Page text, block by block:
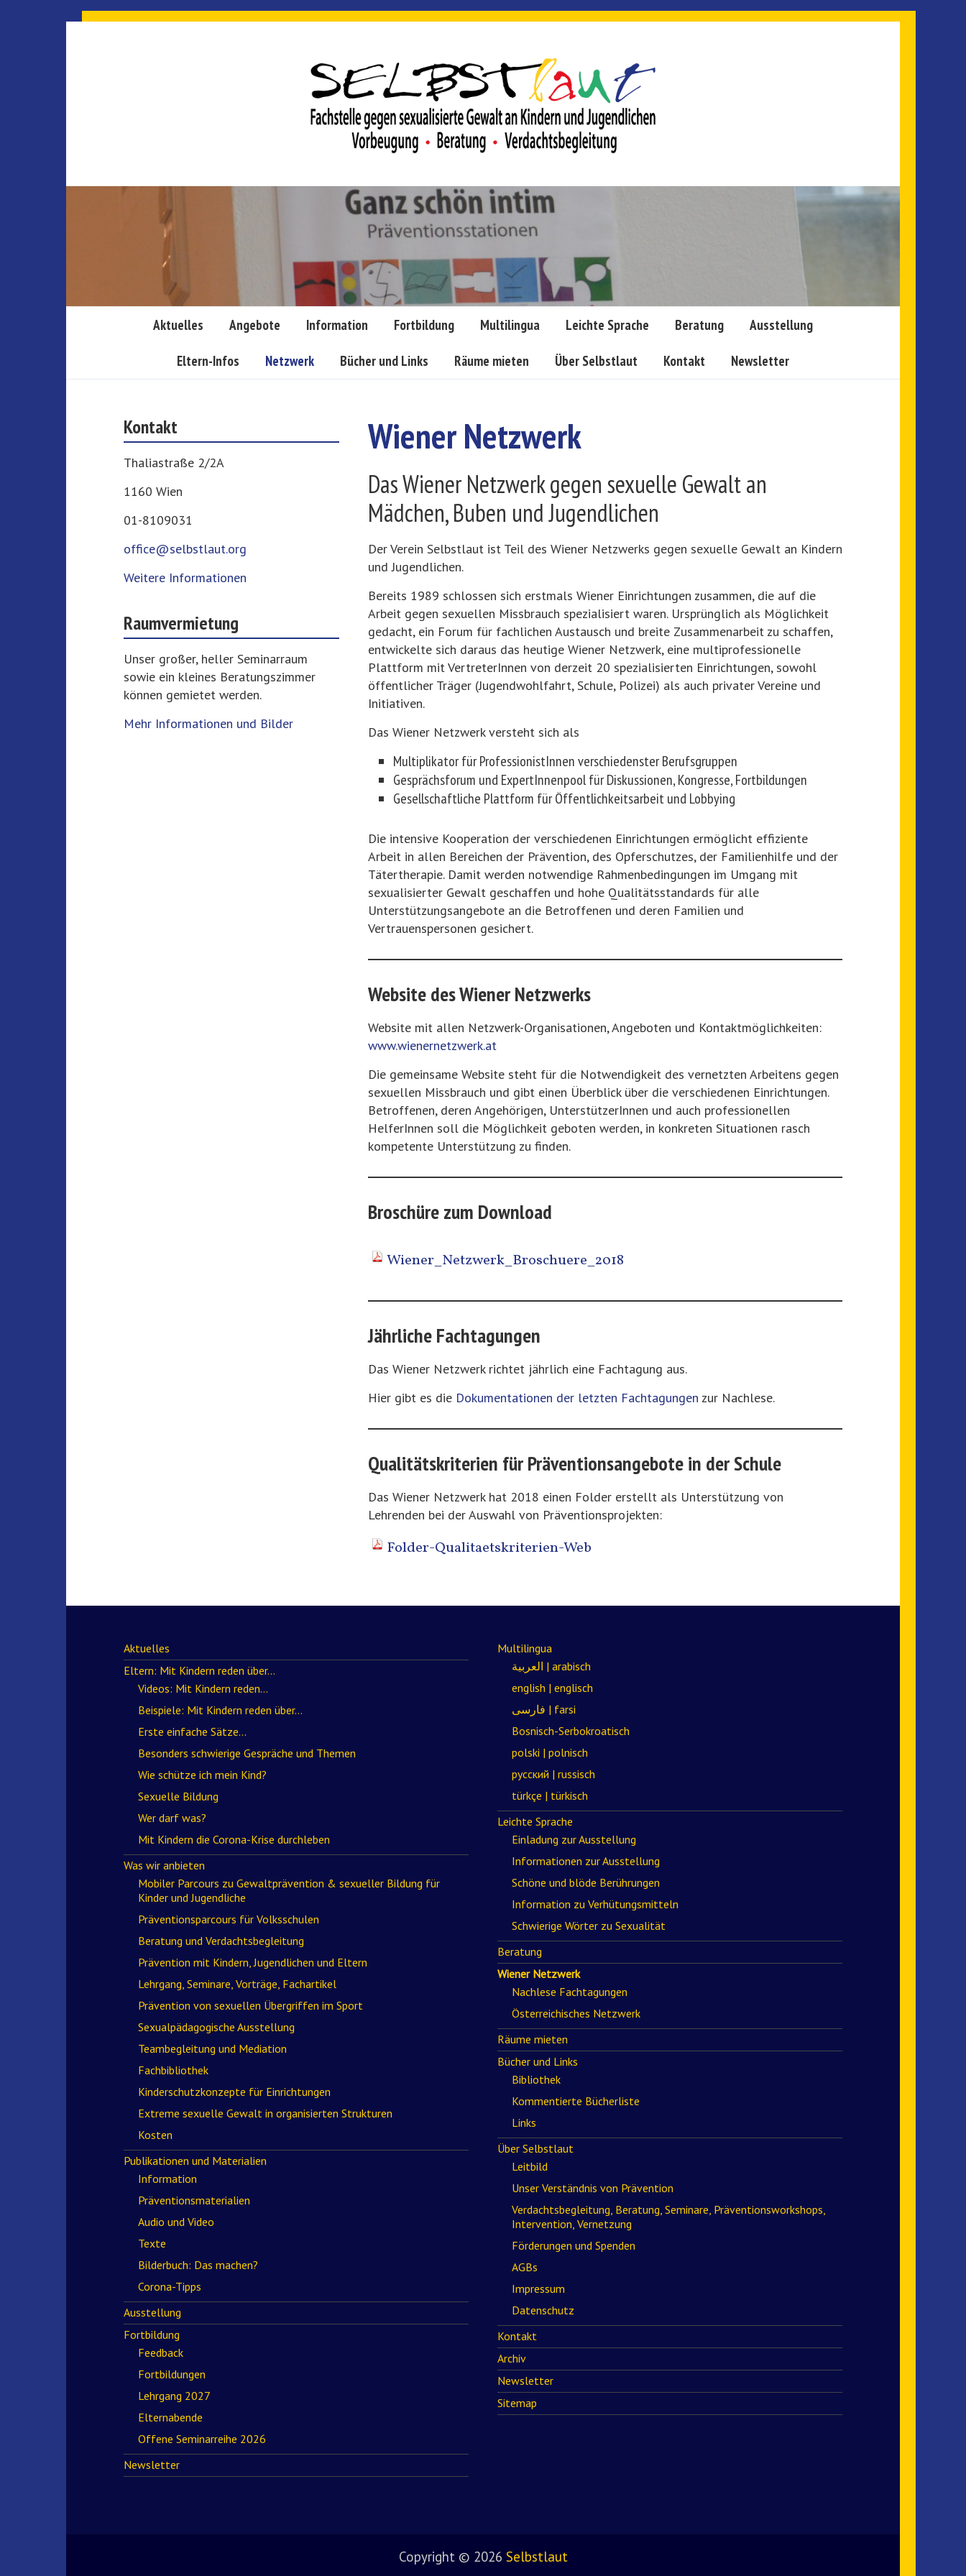
Aktuelles Angebote Information Fortbildung Multilingua Leichte Sprache Beratung Ausstellung
Eltern-Infos Netzwerk Bücher und Links Räume mieten Über Selbstlaut Kontakt Newsletter
Wiener Netzwerk
Das Wiener Netzwerk gegen sexuelle Gewalt an
Mädchen, Buben und Jugendlichen
Der Verein Selbstlaut ist Teil des Wiener Netzwerks gegen sexuelle Gewalt an Kindern
und Jugendlichen.
Bereits 1989 schlossen sich erstmals Wiener Einrichtungen zusammen, die auf die
Arbeit gegen sexuellen Missbrauch spezialisiert waren. Ursprünglich als Möglichkeit
gedacht, ein Forum für fachlichen Austausch und breite Zusammenarbeit zu schaffen,
entwickelte sich daraus das heutige Wiener Netzwerk, eine multiprofessionelle
Plattform mit VertreterInnen von derzeit 20 spezialisierten Einrichtungen, sowohl
öffentlicher Träger (Jugendwohlfahrt, Schule, Polizei) als auch privater Vereine und
Initiativen.
Das Wiener Netzwerk versteht sich als
Multiplikator für ProfessionistInnen verschiedenster Berufsgruppen
Gesprächsforum und ExpertInnenpool für Diskussionen, Kongresse, Fortbildungen
Gesellschaftliche Plattform für Öffentlichkeitsarbeit und Lobbying
Die intensive Kooperation der verschiedenen Einrichtungen ermöglicht effiziente
Arbeit in allen Bereichen der Prävention, des Opferschutzes, der Familienhilfe und der
Tätertherapie. Damit werden notwendige Rahmenbedingungen im Umgang mit
sexualisierter Gewalt geschaffen und hohe Qualitätsstandards für alle
Unterstützungsangebote an die Betroffenen und deren Familien und
Vertrauenspersonen gesichert.
Website des Wiener Netzwerks
Website mit allen Netzwerk-Organisationen, Angeboten und Kontaktmöglichkeiten:
www.wienernetzwerk.at
Die gemeinsame Website steht für die Notwendigkeit des vernetzten Arbeitens gegen
sexuellen Missbrauch und gibt einen Überblick über die verschiedenen Einrichtungen.
Betroffenen, deren Angehörigen, UnterstützerInnen und auch professionellen
HelferInnen soll die Möglichkeit geboten werden, in konkreten Situationen rasch
kompetente Unterstützung zu finden.
Broschüre zum Download
Wiener_Netzwerk_Broschuere_2018
Jährliche Fachtagungen
Das Wiener Netzwerk richtet jährlich eine Fachtagung aus.
Hier gibt es die Dokumentationen der letzten Fachtagungen zur Nachlese.
Qualitätskriterien für Präventionsangebote in der Schule
Das Wiener Netzwerk hat 2018 einen Folder erstellt als Unterstützung von
Lehrenden bei der Auswahl von Präventionsprojekten:
Folder-Qualitaetskriterien-Web
Kontakt
Thaliastraße 2/2A
1160 Wien
01-8109031
office@selbstlaut.org
Weitere Informationen
Raumvermietung
Unser großer, heller Seminarraum
sowie ein kleines Beratungszimmer
können gemietet werden.
Mehr Informationen und Bilder
Aktuelles
Eltern: Mit Kindern reden über…
Videos: Mit Kindern reden…
Beispiele: Mit Kindern reden über…
Erste einfache Sätze…
Besonders schwierige Gespräche und Themen
Wie schütze ich mein Kind?
Sexuelle Bildung
Wer darf was?
Mit Kindern die Corona-Krise durchleben
Was wir anbieten
Mobiler Parcours zu Gewaltprävention & sexueller Bildung für
Kinder und Jugendliche
Präventionsparcours für Volksschulen
Beratung und Verdachtsbegleitung
Prävention mit Kindern, Jugendlichen und Eltern
Lehrgang, Seminare, Vorträge, Fachartikel
Prävention von sexuellen Übergriffen im Sport
Sexualpädagogische Ausstellung
Teambegleitung und Mediation
Fachbibliothek
Kinderschutzkonzepte für Einrichtungen
Extreme sexuelle Gewalt in organisierten Strukturen
Kosten
Publikationen und Materialien
Information
Präventionsmaterialien
Audio und Video
Texte
Bilderbuch: Das machen?
Corona-Tipps
Ausstellung
Fortbildung
Feedback
Fortbildungen
Lehrgang 2027
Elternabende
Offene Seminarreihe 2026
Newsletter
Multilingua
العربية | arabisch
english | englisch
فارسی | farsi
Bosnisch-Serbokroatisch
polski | polnisch
русский | russisch
türkçe | türkisch
Leichte Sprache
Einladung zur Ausstellung
Informationen zur Ausstellung
Schöne und blöde Berührungen
Information zu Verhütungsmitteln
Schwierige Wörter zu Sexualität
Beratung
Wiener Netzwerk
Nachlese Fachtagungen
Österreichisches Netzwerk
Räume mieten
Bücher und Links
Bibliothek
Kommentierte Bücherliste
Links
Über Selbstlaut
Leitbild
Unser Verständnis von Prävention
Verdachtsbegleitung, Beratung, Seminare, Präventionsworkshops,
Intervention, Vernetzung
Förderungen und Spenden
AGBs
Impressum
Datenschutz
Kontakt
Archiv
Newsletter
Sitemap
Copyright © 2026 Selbstlaut